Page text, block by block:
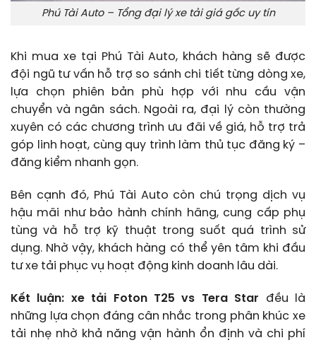
Phú Tài Auto – Tổng đại lý xe tải giá gốc uy tín
Khi mua xe tại Phú Tài Auto, khách hàng sẽ được
đội ngũ tư vấn hỗ trợ so sánh chi tiết từng dòng xe,
lựa chọn phiên bản phù hợp với nhu cầu vận
chuyển và ngân sách. Ngoài ra, đại lý còn thường
xuyên có các chương trình ưu đãi về giá, hỗ trợ trả
góp linh hoạt, cùng quy trình làm thủ tục đăng ký –
đăng kiểm nhanh gọn.
Bên cạnh đó, Phú Tài Auto còn chú trọng dịch vụ
hậu mãi như bảo hành chính hãng, cung cấp phụ
tùng và hỗ trợ kỹ thuật trong suốt quá trình sử
dụng. Nhờ vậy, khách hàng có thể yên tâm khi đầu
tư xe tải phục vụ hoạt động kinh doanh lâu dài.
Kết luận: xe tải Foton T25 vs Tera Star đều là
những lựa chọn đáng cân nhắc trong phân khúc xe
tải nhẹ nhờ khả năng vận hành ổn định và chi phí